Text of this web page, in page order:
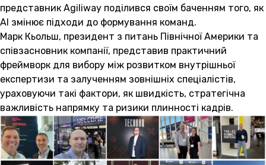
представник Agiliway поділився своїм баченням того, як
AI змінює підходи до формування команд.
Марк Кьольш, президент з питань Північної Америки та
співзасновник компанії, представив практичний
фреймворк для вибору між розвитком внутрішньої
експертизи та залученням зовнішніх спеціалістів,
ураховуючи такі фактори, як швидкість, стратегічна
важливість напрямку та ризики плинності кадрів.